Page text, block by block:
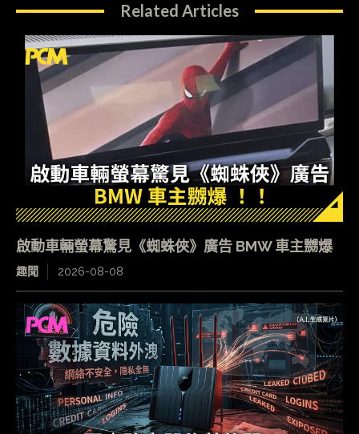
Related Articles
啟動車輛螢幕驚見《蜘蛛俠》廣告 BMW 車主嬲爆
趣聞 2026-08-08